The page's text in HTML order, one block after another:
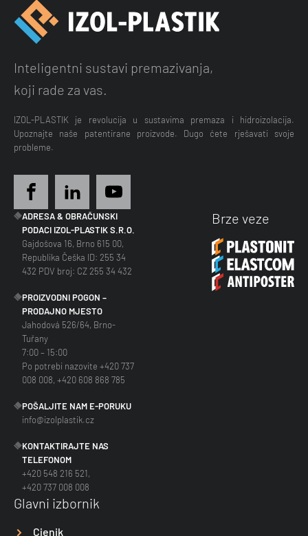
Inteligentni sustavi premazivanja,
koji rade za vas.
IZOL-PLASTIK je revolucija u sustavima premaza i hidroizolacija.
Upoznajte naše patentirane proizvode. Dugo ćete rješavati svoje
probleme.
ADRESA & OBRAČUNSKI
PODACI IZOL-PLASTIK S.R.O.
Gajdošova 16, Brno 615 00,
Republika Češka ID: 255 34
432 PDV broj: CZ 255 34 432
PROIZVODNI POGON –
PRODAJNO MJESTO
Jahodová 526/64, Brno-
Tuřany
7:00 – 15:00
Po potrebi nazovite +420 737
008 008, +420 608 868 785
POŠALJITE NAM E-PORUKU
info@izolplastik.cz
KONTAKTIRAJTE NAS
TELEFONOM
+420 548 216 521,
+420 737 008 008
Brze veze
Glavni izbornik
Cjenik